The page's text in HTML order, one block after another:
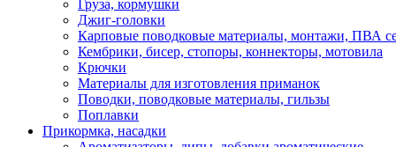
Груза, кормушки
Джиг-головки
Карповые поводковые материалы, монтажи, ПВА
Кембрики, бисер, стопоры, коннекторы, мотовила
Крючки
Материалы для изготовления приманок
Поводки, поводковые материалы, гильзы
Поплавки
Прикормка, насадки